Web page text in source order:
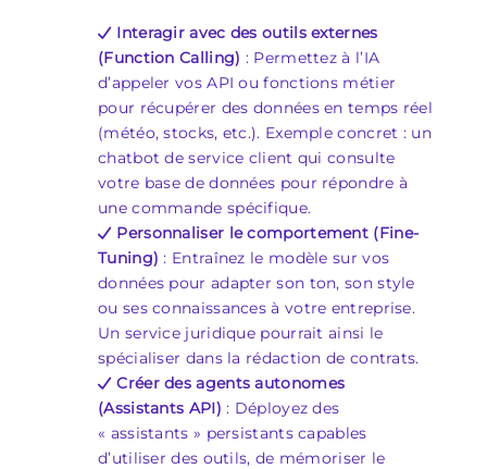
Interagir avec des outils externes
(Function Calling) : Permettez à l’IA
d’appeler vos API ou fonctions métier
pour récupérer des données en temps réel
(météo, stocks, etc.). Exemple concret : un
chatbot de service client qui consulte
votre base de données pour répondre à
une commande spécifique.
Personnaliser le comportement (Fine-
Tuning) : Entraînez le modèle sur vos
données pour adapter son ton, son style
ou ses connaissances à votre entreprise.
Un service juridique pourrait ainsi le
spécialiser dans la rédaction de contrats.
Créer des agents autonomes
(Assistants API) : Déployez des
« assistants » persistants capables
d’utiliser des outils, de mémoriser le